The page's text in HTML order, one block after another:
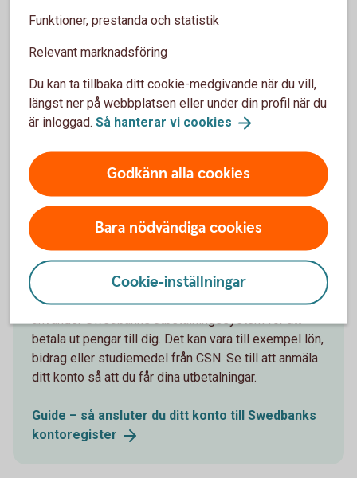
En budget ger koll
Skriv upp hur mycket du får in, inkomsterna, och
jämför med dina tänkta utgifter kommande månad,
och räkna ihop summan. Nu har du gjort en budget.
Anmäl konto till vårt
kontoregister
Många arbetsgivare, myndigheter och kommuner
använder Swedbanks utbetalningssystem för att
betala ut pengar till dig. Det kan vara till exempel lön,
bidrag eller studiemedel från CSN. Se till att anmäla
ditt konto så att du får dina utbetalningar.
Guide – så ansluter du ditt konto till Swedbanks
kontoregister
Funktioner, prestanda och statistik
Relevant marknadsföring
Du kan ta tillbaka ditt cookie-medgivande när du vill,
längst ner på webbplatsen eller under din profil när du
är inloggad. Så hanterar vi cookies
Godkänn alla cookies
Bara nödvändiga cookies
Cookie-inställningar